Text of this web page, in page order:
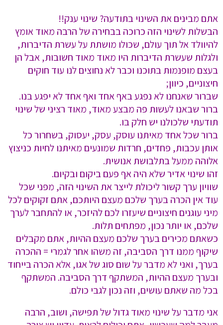
אתם מבינים את השינוי בתודעה? שינוי ענק!!
הבשלות לשינוי הזה כרוכה בבחירה של הרבה מאוד אומץ
להיוולד אל תוך עולם, שכולו מושתת על עשרת הדיברות,
ולגלות שעשרת הדיברות היו מאוד מאוד חשובות, אבל הן
בעצם מופנמות בתוכנו וכבר לא נחוצים לנו עוד חוקים
חיצוניים, כיוון;
שברור שאנחנו לא נפגע באף אחד ואף אחד לא יפגע בנו.
ברור שבאנו לעשות פה מבצע מאוד, מאוד רציני של שינוי
תודעתי שלכולנו יש חלק בו.
ברור שכל אחד מאיתנו עוסק, עסק, יעסוק, בשחרור כל
אותן עכבות, פחדים, חרדות שמונעים מאיתנו לחיות כניצוץ
אלוהה ממעל בתלבושת אנושית.
זהו שינוי אדיר שלא היה אף פעם ביקום ובקיום.
שוויון ערך קשור ליכולת לייצר את השינוי הזה, מפני שכל
עוד אין הכרה בערך שלכם מעצם היותכם, אתם זקוקים לכל
מיני עוגנים חיצוניים שיעזרו לכם להיזכר, או להתחבר לערך
שלכם, או יותר נכון, מפתחים תלות.
כשאתם מכירים בערך שלכם מעצם ההיות, אתם מקבלים
שיקוף ממנו דרך הסביבה, זה משהו אחר לגמרי = ההכרה
בערך, ואני לא מדבר על שום סוג של אגו, אלא הכרה בייחוד
ובערך מעצם ההיות, המשתקף דרך הסביבה. המשתקף
בכל מה שאתם עושים, וזה נכון לגבי כולם.
אני מדבר על שינוי מאוד גדול של תפישה, ושוב, הרבה